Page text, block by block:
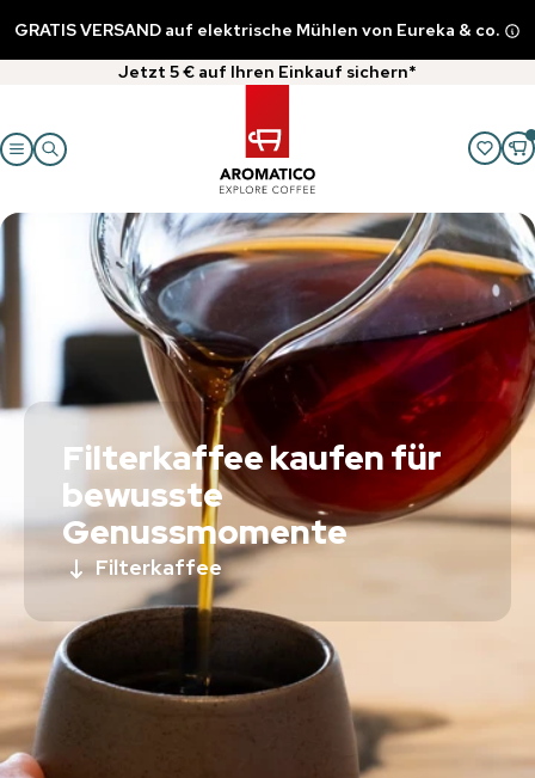
GRATIS VERSAND auf elektrische Mühlen von Eureka & co.
Jetzt 5 € auf Ihren Einkauf sichern*
Filterkaffee kaufen für
bewusste
Genussmomente
Filterkaffee